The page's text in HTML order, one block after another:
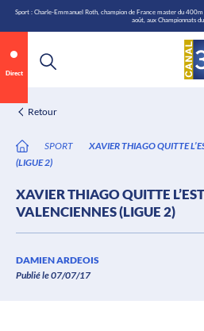
Aller
au
contenu
Sport : Charle-Emmanuel Roth, champion de France master du
août, aux Championnats
Direct
Retour
SPORT
XAVIER THIAGO QUITTE
(LIGUE 2)
XAVIER THIAGO QUITTE
VALENCIENNES (LIGUE 2)
DAMIEN ARDEOIS
Publié le 07/07/17
0:08 / 0:12